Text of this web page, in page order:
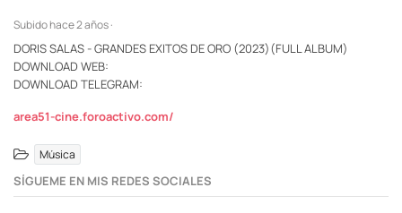
Subidohace 2 años ·
DORIS SALAS - GRANDES EXITOS DE ORO (2023)(FULL ALBUM)
DOWNLOAD WEB:
DOWNLOAD TELEGRAM:
area51-cine.foroactivo.com/
Música
SÍGUEME EN MIS REDES SOCIALES